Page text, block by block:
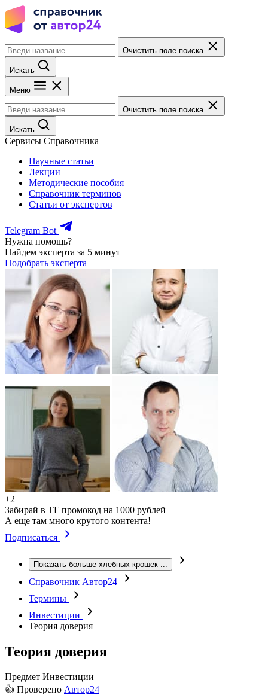
Очистить поле поиска
Искать
Меню
Очистить поле поиска
Искать
Сервисы Справочника
Научные статьи
Лекции
Методические пособия
Справочник терминов
Статьи от экспертов
Telegram Bot
Нужна помощь?
Найдем эксперта за 5 минут
Подобрать эксперта
+2
Забирай в ТГ промокод на 1000 рублей
А еще там много крутого контента!
Подписаться
Показать больше хлебных крошек ...
Справочник Автор24
Термины
Инвестиции
Теория доверия
Теория доверия
Предмет Инвестиции
👍 Проверено Автор24